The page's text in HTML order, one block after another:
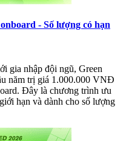
- Số lượng có hạn
gia nhập đội ngũ, Green
năm trị giá 1.000.000 VNĐ
Đây là chương trình ưu
hạn và dành cho số lượng